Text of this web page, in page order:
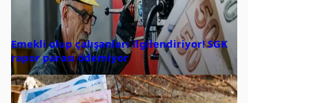
Emekli olup çalışanları ilgilendiriyor! SGK
rapor parası ödemiyor